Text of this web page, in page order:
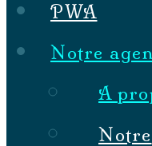
PWA
Notre
A
Notre